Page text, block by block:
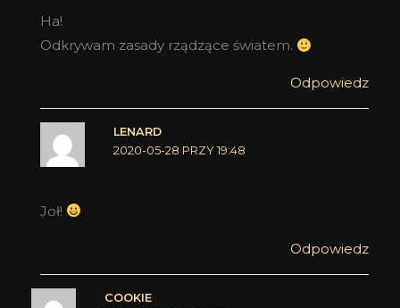
Ha!
Odkrywam zasady rządzące światem.
Odpowiedz
LENARD
2020-05-28 PRZY 19:48
Joł!
Odpowiedz
COOKIE